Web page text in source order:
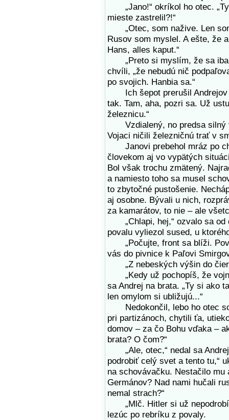
„Jano!“ okríkol ho otec. „Ty
mieste zastrelil?!“
„Otec, som nažive. Len
Rusov som myslel. A ešte, že
Hans, alles kaput.“
„Preto si myslím, že sa iba
chvíli, „že nebudú nič
po svojich. Hanbia sa.“
Ich šepot prerušil Andrejov
tak. Tam, aha, pozri sa. Už
železnicu.“
Vzdialený, no predsa silný
Vojaci ničili železničnú trať v
Janovi prebehol mráz po
človekom aj vo vypätých
Bol však trochu zmätený.
a namiesto toho sa musel
to zbytočné pustošenie.
aj osobne. Bývali u nich,
za kamarátov, to nie – ale
„Chlapi, hej,“ ozvalo sa od
povalu vyliezol sused, u
„Počujte, front sa blíži.
vás do pivnice k Paľovi
„Z nebeských výšin do
„Kedy už pochopíš, že
sa Andrej na brata. „Ty si ako
len omylom si ubližujú...“
Nedokončil, lebo ho otec
pri partizánoch, chytili ťa,
domov – za čo Bohu vďaka –
brata? O čom?“
„Ale, otec,“ nedal sa
podrobiť celý svet a tento tu,“
na schovávačku. Nestačilo
Germánov? Nad nami hučali
nemal strach?“
„Mlč. Hitler si už nepodrobí
lezúc po rebríku z povaly.